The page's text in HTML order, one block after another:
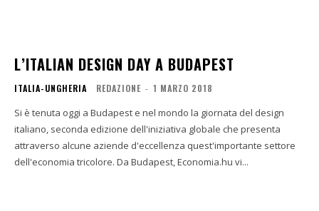
L’ITALIAN DESIGN DAY A BUDAPEST
ITALIA-UNGHERIA REDAZIONE - 1 MARZO 2018
Si è tenuta oggi a Budapest e nel mondo la giornata del design
italiano, seconda edizione dell'iniziativa globale che presenta
attraverso alcune aziende d'eccellenza quest'importante settore
dell'economia tricolore. Da Budapest, Economia.hu vi...